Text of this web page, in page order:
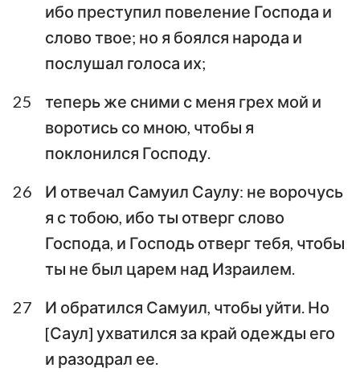
ибо преступил повеление Господа и
слово твое; но я боялся народа и
послушал голоса их;
25
теперь же сними с меня грех мой и
воротись со мною, чтобы я
поклонился Господу.
26
И отвечал Самуил Саулу: не ворочусь
я с тобою, ибо ты отверг слово
Господа, и Господь отверг тебя, чтобы
ты не был царем над Израилем.
27
И обратился Самуил, чтобы уйти. Но
[Саул] ухватился за край одежды его
и разодрал ее.